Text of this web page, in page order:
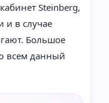
Steinberg,
и в случае
Большое
всем данный